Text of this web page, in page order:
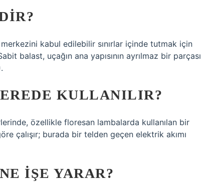
kabul edilebilir sınırlar içinde tutmak için
balast, uçağın ana yapısının ayrılmaz bir parçası
KULLANILIR?
özellikle floresan lambalarda kullanılan bir
çalışır; burada bir telden geçen elektrik akımı
IŞE YARAR?